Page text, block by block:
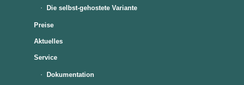
Die selbst-gehostete Variante
Preise
Aktuelles
Service
Dokumentation